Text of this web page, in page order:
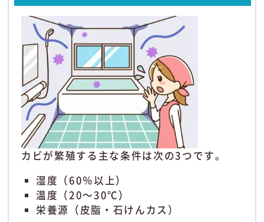
カビが繁殖する主な条件は次の3つです。
湿度（60％以上）
温度（20～30℃）
栄養源（皮脂・石けんカス）